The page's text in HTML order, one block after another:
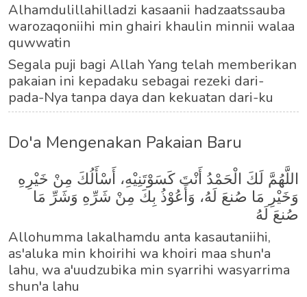
Alhamdulillahilladzi kasaanii hadzaatssauba
warozaqoniihi min ghairi khaulin minnii walaa
quwwatin
Segala puji bagi Allah Yang telah memberikan
pakaian ini kepadaku sebagai rezeki dari-
pada-Nya tanpa daya dan kekuatan dari-ku
Do'a Mengenakan Pakaian Baru
اللَّهُمَّ لَكَ الْحَمْدُ أَنْتَ كَسَوْتَنِيْهِ، أَسْأَلُكَ مِنْ خَيْرِهِ
وَخَيْرِ مَا صُنعَ لَهُ، وَأَعُوْذُ بِكَ مِنْ شَرِّهِ وَشَرِّ مَا
صُنعَ لَهُ
Allohumma lakalhamdu anta kasautaniihi,
as'aluka min khoirihi wa khoiri maa shun'a
lahu, wa a'uudzubika min syarrihi wasyarrima
shun'a lahu